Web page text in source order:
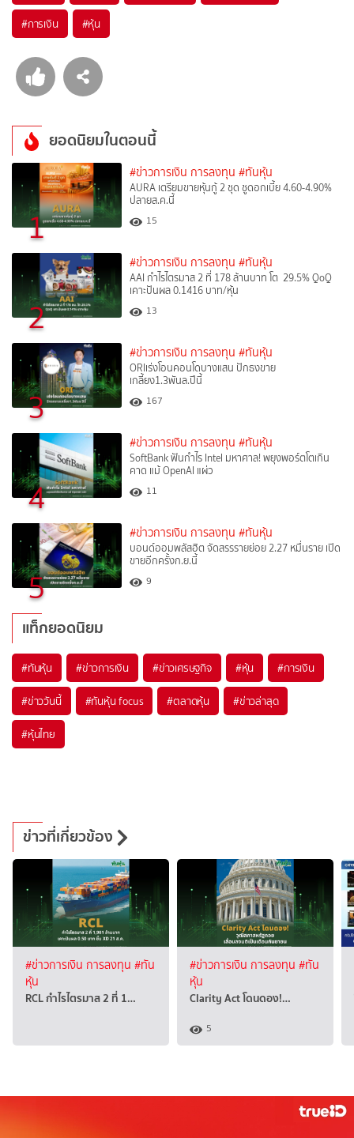
#การเงิน #หุ้น
ยอดนิยมในตอนนี้
1
#ข่าวการเงิน การลงทุน #ทันหุ้น
AURA เตรียมขายหุ้นกู้ 2 ชุด ชูดอกเบี้ย 4.60-4.90%
ปลายส.ค.นี้
15
2
#ข่าวการเงิน การลงทุน #ทันหุ้น
AAI กำไรไตรมาส 2 ที่ 178 ล้านบาท โต 29.5% QoQ
เคาะปันผล 0.1416 บาท/หุ้น
13
3
#ข่าวการเงิน การลงทุน #ทันหุ้น
ORIเร่งโอนคอนโดบางแสน ปักธงขาย
เกลี้ยง1.3พันล.ปีนี้
167
4
#ข่าวการเงิน การลงทุน #ทันหุ้น
SoftBank ฟันกำไร Intel มหาศาล! พยุงพอร์ตโตเกิน
คาด แม้ OpenAI แผ่ว
11
5
#ข่าวการเงิน การลงทุน #ทันหุ้น
บอนด์ออมพลัสฮิต จัดสรรรายย่อย 2.27 หมื่นราย เปิด
ขายอีกครั้งก.ย.นี้
9
แท็กยอดนิยม
#ทันหุ้น #ข่าวการเงิน #ข่าวเศรษฐกิจ #หุ้น #การเงิน
#ข่าววันนี้ #ทันหุ้น focus #ตลาดหุ้น #ข่าวล่าสุด
#หุ้นไทย
ข่าวที่เกี่ยวข้อง
#ข่าวการเงิน การลงทุน #ทัน
หุ้น
RCL กำไรไตรมาส 2 ที่ 1…
#ข่าวการเงิน การลงทุน #ทัน
หุ้น
Clarity Act โดนดอง!…
5